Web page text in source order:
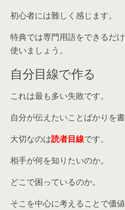
初心者には難しく感じます。
特典では専門用語をできるだけ
使いましょう。
自分目線で作る
これは最も多い失敗です。
自分が伝えたいことばかりを
大切なのは読者目線です。
相手が何を知りたいのか。
どこで困っているのか。
そこを中心に考えることで価